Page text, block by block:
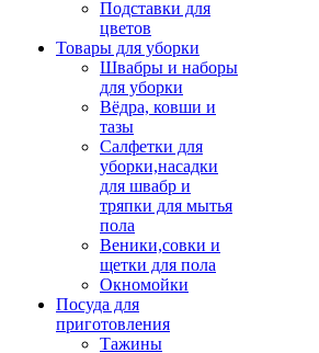
Подставки для
цветов
Товары для уборки
Швабры и наборы
для уборки
Вёдра, ковши и
тазы
Салфетки для
уборки,насадки
для швабр и
тряпки для мытья
пола
Веники,совки и
щетки для пола
Окномойки
Посуда для
приготовления
Тажины